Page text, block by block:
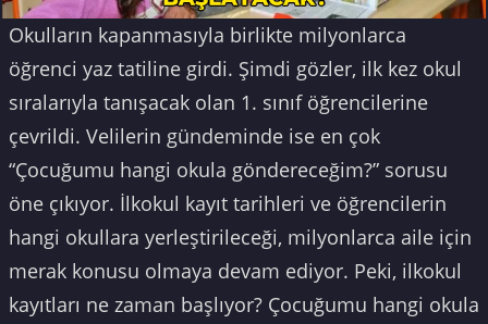
Okulların kapanmasıyla birlikte milyonlarca
öğrenci yaz tatiline girdi. Şimdi gözler, ilk kez okul
sıralarıyla tanışacak olan 1. sınıf öğrencilerine
çevrildi. Velilerin gündeminde ise en çok
“Çocuğumu hangi okula göndereceğim?” sorusu
öne çıkıyor. İlkokul kayıt tarihleri ve öğrencilerin
hangi okullara yerleştirileceği, milyonlarca aile için
merak konusu olmaya devam ediyor. Peki, ilkokul
kayıtları ne zaman başlıyor? Çocuğumu hangi okula